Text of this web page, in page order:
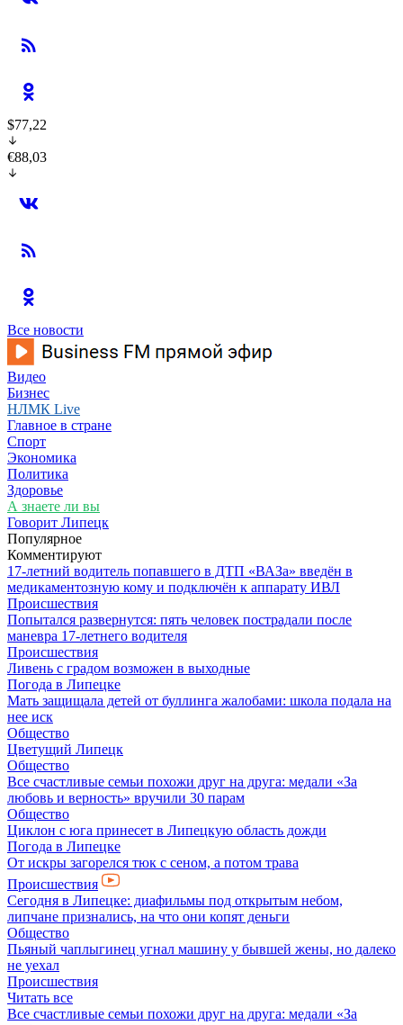
$77,22
€88,03
Все новости
Видео
Бизнес
НЛМК Live
Главное в стране
Спорт
Экономика
Политика
Здоровье
А знаете ли вы
Говорит Липецк
Популярное
Комментируют
17-летний водитель попавшего в ДТП «ВАЗа» введён в
медикаментозную кому и подключён к аппарату ИВЛ
Происшествия
Попытался развернутся: пять человек пострадали после
маневра 17-летнего водителя
Происшествия
Ливень с градом возможен в выходные
Погода в Липецке
Мать защищала детей от буллинга жалобами: школа подала на
нее иск
Общество
Цветущий Липецк
Общество
Все счастливые семьи похожи друг на друга: медали «За
любовь и верность» вручили 30 парам
Общество
Циклон с юга принесет в Липецкую область дожди
Погода в Липецке
От искры загорелся тюк с сеном, а потом трава
Происшествия
Сегодня в Липецке: диафильмы под открытым небом,
липчане признались, на что они копят деньги
Общество
Пьяный чаплыгинец угнал машину у бывшей жены, но далеко
не уехал
Происшествия
Читать все
Все счастливые семьи похожи друг на друга: медали «За